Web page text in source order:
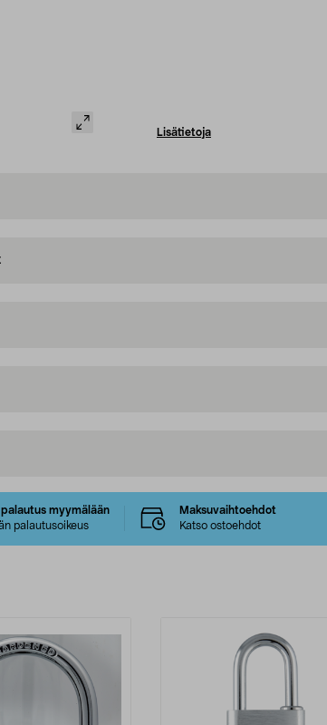
Lisätietoja
palautus myymälään
palautusoikeus
Maksuvaihtoehdot
Katso ostoehdot